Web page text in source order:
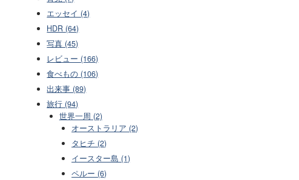
エッセイ (4)
HDR (64)
写真 (45)
レビュー (166)
食べもの (106)
出来事 (89)
旅行 (94)
世界一周 (2)
オーストラリア (2)
タヒチ (2)
イースター島 (1)
ペルー (6)